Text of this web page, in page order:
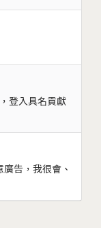
登入具名貢獻
告，我很會、